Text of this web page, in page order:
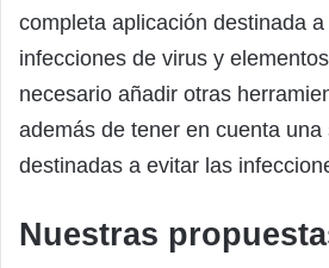
completa aplicación destinada
infecciones de virus y
necesario añadir otras
además de tener en cuenta
destinadas a evitar las
Nuestras